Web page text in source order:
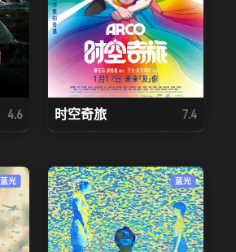
4.6 时空奇旅 7.4
蓝光 蓝光